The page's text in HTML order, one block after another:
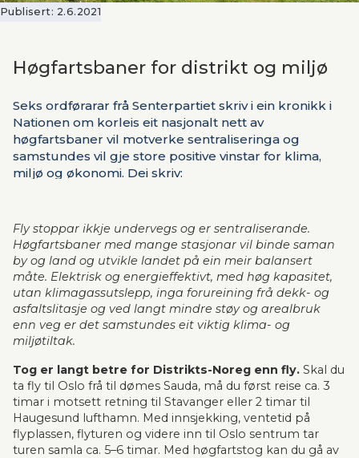
Publisert: 2.6.2021
Høgfartsbaner for distrikt og miljø
Seks ordførarar frå Senterpartiet skriv i ein kronikk i
Nationen om korleis eit nasjonalt nett av
høgfartsbaner vil motverke sentraliseringa og
samstundes vil gje store positive vinstar for klima,
miljø og økonomi. Dei skriv:
Fly stoppar ikkje undervegs og er sentraliserande.
Høgfartsbaner med mange stasjonar vil binde saman
by og land og utvikle landet på ein meir balansert
måte. Elektrisk og energieffektivt, med høg kapasitet,
utan klimagassutslepp, inga forureining frå dekk- og
asfaltslitasje og ved langt mindre støy og arealbruk
enn veg er det samstundes eit viktig klima- og
miljøtiltak.
Tog er langt betre for Distrikts-Noreg enn fly. Skal du
ta fly til Oslo frå til dømes Sauda, må du først reise ca. 3
timar i motsett retning til Stavanger eller 2 timar til
Haugesund lufthamn. Med innsjekking, ventetid på
flyplassen, flyturen og videre inn til Oslo sentrum tar
turen samla ca. 5–6 timar. Med høgfartstog kan du gå av